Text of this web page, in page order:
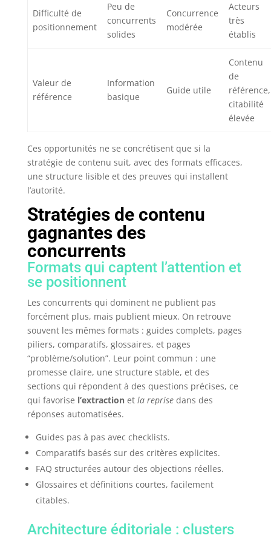
Difficulté de
positionnement
Peu de
concurrents
solides
Concurrence
modérée
Acteurs
très
établis
Valeur de
référence
Information
basique
Guide utile
Contenu
de
référence,
citabilité
élevée
Ces opportunités ne se concrétisent que si la
stratégie de contenu suit, avec des formats efficaces,
une structure lisible et des preuves qui installent
l’autorité.
Stratégies de contenu
gagnantes des
concurrents
Formats qui captent l’attention et
se positionnent
Les concurrents qui dominent ne publient pas
forcément plus, mais publient mieux. On retrouve
souvent les mêmes formats : guides complets, pages
piliers, comparatifs, glossaires, et pages
“problème/solution”. Leur point commun : une
promesse claire, une structure stable, et des
sections qui répondent à des questions précises, ce
qui favorise l’extractionet la reprisedans des
réponses automatisées.
Guides pas à pas avec checklists.
Comparatifs basés sur des critères explicites.
FAQ structurées autour des objections réelles.
Glossaires et définitions courtes, facilement
citables.
Architecture éditoriale : clusters